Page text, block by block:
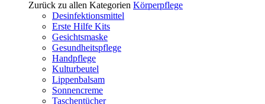
Zurück zu allen Kategorien Körperpflege
Desinfektionsmittel
Erste Hilfe Kits
Gesichtsmaske
Gesundheitspflege
Handpflege
Kulturbeutel
Lippenbalsam
Sonnencreme
Taschentücher